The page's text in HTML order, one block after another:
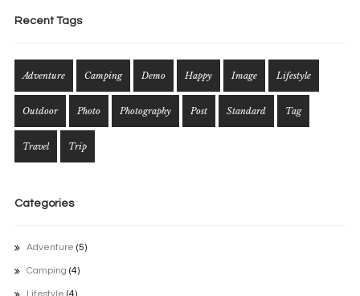
Recent Tags
Adventure Camping Demo Happy Image Lifestyle
Outdoor Photo Photography Post Standard Tag
Travel Trip
Categories
Adventure (5)
Camping (4)